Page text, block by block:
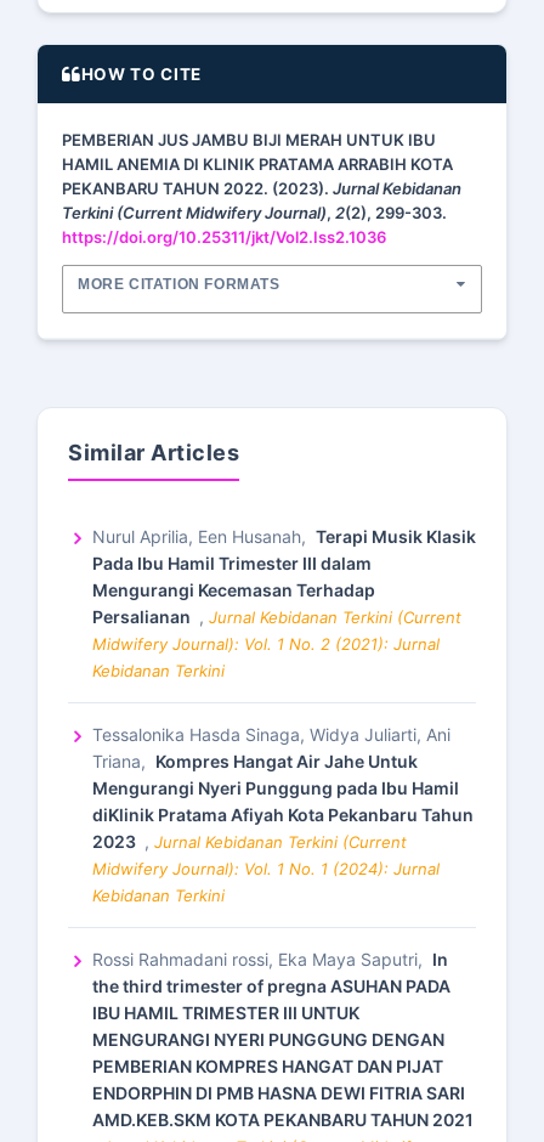
HOW TO CITE
PEMBERIAN JUS JAMBU BIJI MERAH UNTUK IBU
HAMIL ANEMIA DI KLINIK PRATAMA ARRABIH KOTA
PEKANBARU TAHUN 2022. (2023). Jurnal Kebidanan
Terkini (Current Midwifery Journal), 2(2), 299-303.
https://doi.org/10.25311/jkt/Vol2.Iss2.1036
MORE CITATION FORMATS
Similar Articles
Nurul Aprilia, Een Husanah, Terapi Musik Klasik
Pada Ibu Hamil Trimester III dalam
Mengurangi Kecemasan Terhadap
Persalianan , Jurnal Kebidanan Terkini (Current
Midwifery Journal): Vol. 1 No. 2 (2021): Jurnal
Kebidanan Terkini
Tessalonika Hasda Sinaga, Widya Juliarti, Ani
Triana, Kompres Hangat Air Jahe Untuk
Mengurangi Nyeri Punggung pada Ibu Hamil
diKlinik Pratama Afiyah Kota Pekanbaru Tahun
2023 , Jurnal Kebidanan Terkini (Current
Midwifery Journal): Vol. 1 No. 1 (2024): Jurnal
Kebidanan Terkini
Rossi Rahmadani rossi, Eka Maya Saputri, In
the third trimester of pregna ASUHAN PADA
IBU HAMIL TRIMESTER III UNTUK
MENGURANGI NYERI PUNGGUNG DENGAN
PEMBERIAN KOMPRES HANGAT DAN PIJAT
ENDORPHIN DI PMB HASNA DEWI FITRIA SARI
AMD.KEB.SKM KOTA PEKANBARU TAHUN 2021